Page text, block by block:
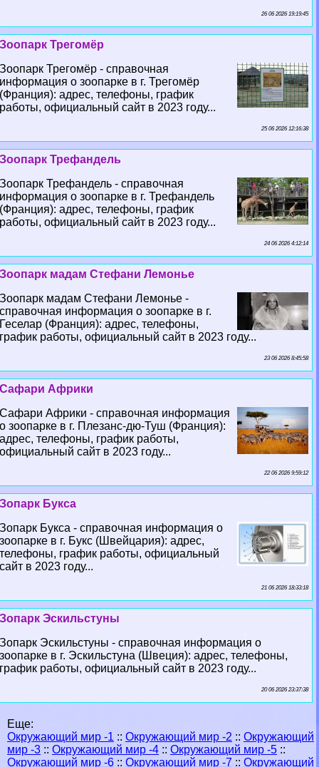
26 06 2026 19:19:45
Зоопарк Трегомёр
Зоопарк Трегомёр - справочная
информация о зоопарке в г. Трегомёр
(Франция): адрес, телефоны, график
работы, официальный сайт в 2023 году...
25 06 2026 12:16:38
Зоопарк Трефандель
Зоопарк Трефандель - справочная
информация о зоопарке в г. Трефандель
(Франция): адрес, телефоны, график
работы, официальный сайт в 2023 году...
24 06 2026 4:12:14
Зоопарк мадам Стефани Лемонье
Зоопарк мадам Стефани Лемонье -
справочная информация о зоопарке в г.
Геселар (Франция): адрес, телефоны,
график работы, официальный сайт в 2023 году...
23 06 2026 8:45:58
Сафари Африки
Сафари Африки - справочная информация
о зоопарке в г. Плезанс-дю-Туш (Франция):
адрес, телефоны, график работы,
официальный сайт в 2023 году...
22 06 2026 9:59:12
Зопарк Букса
Зопарк Букса - справочная информация о
зоопарке в г. Букс (Швейцария): адрес,
телефоны, график работы, официальный
сайт в 2023 году...
21 06 2026 18:33:18
Зопарк Эскильстуны
Зопарк Эскильстуны - справочная информация о
зоопарке в г. Эскильстуна (Швеция): адрес, телефоны,
график работы, официальный сайт в 2023 году...
20 06 2026 23:37:38
Еще:
Окружающий мир -1 :: Окружающий мир -2 :: Окружающий
мир -3 :: Окружающий мир -4 :: Окружающий мир -5 ::
Окружающий мир -6 :: Окружающий мир -7 :: Окружающий